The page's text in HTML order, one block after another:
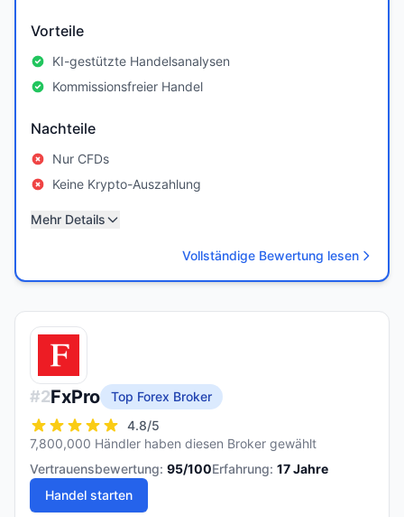
Vorteile
KI-gestützte Handelsanalysen
Kommissionsfreier Handel
Nachteile
Nur CFDs
Keine Krypto-Auszahlung
Mehr Details
Vollständige Bewertung lesen
#2FxPro
Top Forex Broker
4.8/5
7,800,000 Händler haben diesen Broker gewählt
Vertrauensbewertung: 95/100Erfahrung: 17Jahre
Handel starten